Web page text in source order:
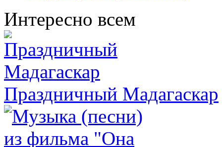
Интересно всем
Праздничный Мадагаскар